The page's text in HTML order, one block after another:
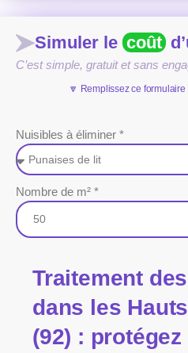
Simuler le coût
C’est simple, gratuit et sans
🔽 Remplissez ce formulaire
Nuisibles à éliminer *
Nombre de m² *
Traitement
dans les
(92) :